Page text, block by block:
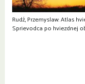
Rudź, Przemyslaw: Atlas
Sprievodca po hviezdnej